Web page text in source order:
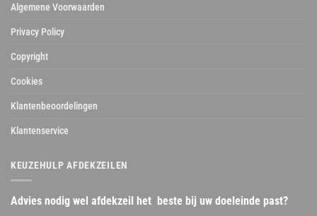
Algemene Voorwaarden
Privacy Policy
Copyright
Cookies
Klantenbeoordelingen
Klantenservice
KEUZEHULP AFDEKZEILEN
Advies nodig wel afdekzeil het beste bij uw doeleinde past?